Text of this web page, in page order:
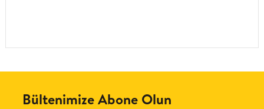
Bültenimize Abone Olun